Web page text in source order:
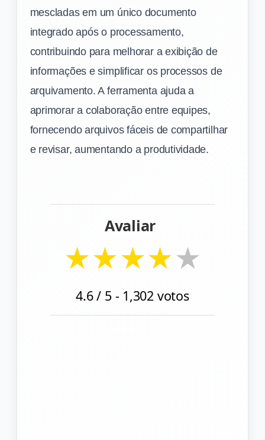
mescladas em um único documento
integrado após o processamento,
contribuindo para melhorar a exibição de
informações e simplificar os processos de
arquivamento. A ferramenta ajuda a
aprimorar a colaboração entre equipes,
fornecendo arquivos fáceis de compartilhar
e revisar, aumentando a produtividade.
Avaliar
★★★★★
4.6/ 5 - 1,302 votos